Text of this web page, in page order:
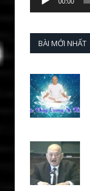
BÀI MỚI NHẤT